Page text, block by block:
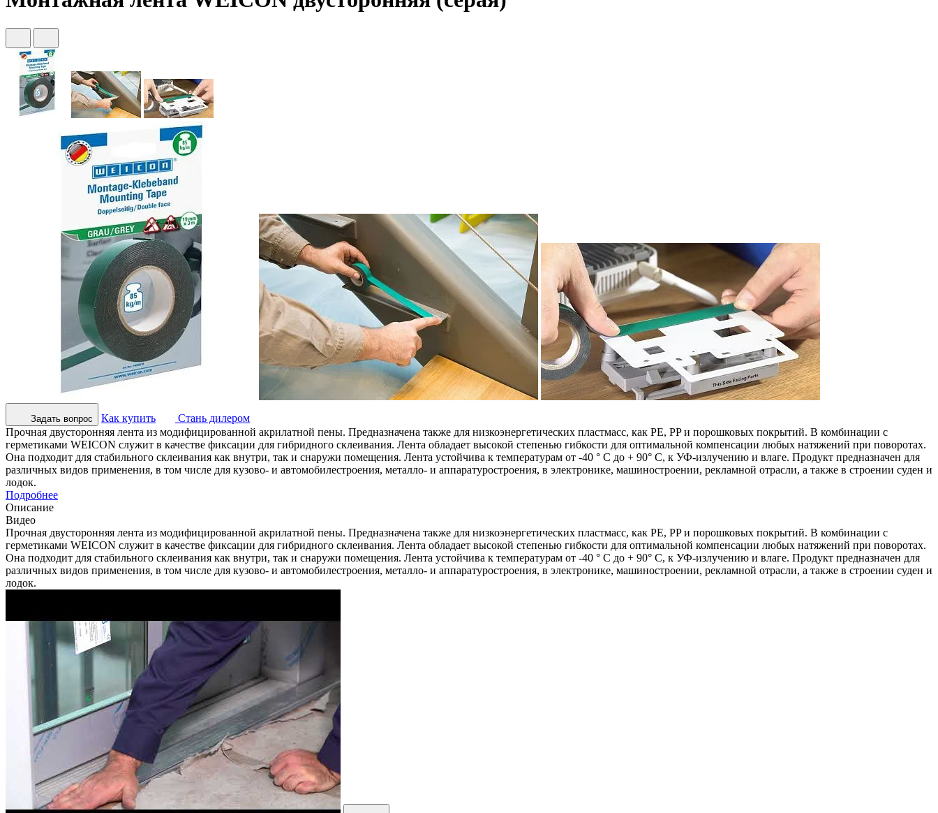
Задать вопрос Как купить
Стань дилером
Прочная двусторонняя лента из модифицированной акрилатной пены. Предназначена также для низкоэнергетических пластмасс, как PE, PP и порошковых покрытий. В комбинации с
герметиками WEICON служит в качестве фиксации для гибридного склеивания. Лента обладает высокой степенью гибкости для оптимальной компенсации любых натяжений при поворотах.
Она подходит для стабильного склеивания как внутри, так и снаружи помещения. Лента устойчива к температурам от -40 ° C до + 90° C, к УФ-излучению и влаге. Продукт предназначен для
различных видов применения, в том числе для кузово- и автомобилестроения, металло- и аппаратуростроения, в электронике, машиностроении, рекламной отрасли, а также в строении суден и
лодок.
Подробнее
Описание
Видео
Прочная двусторонняя лента из модифицированной акрилатной пены. Предназначена также для низкоэнергетических пластмасс, как PE, PP и порошковых покрытий. В комбинации с
герметиками WEICON служит в качестве фиксации для гибридного склеивания. Лента обладает высокой степенью гибкости для оптимальной компенсации любых натяжений при поворотах.
Она подходит для стабильного склеивания как внутри, так и снаружи помещения. Лента устойчива к температурам от -40 ° C до + 90° C, к УФ-излучению и влаге. Продукт предназначен для
различных видов применения, в том числе для кузово- и автомобилестроения, металло- и аппаратуростроения, в электронике, машиностроении, рекламной отрасли, а также в строении суден и
лодок.